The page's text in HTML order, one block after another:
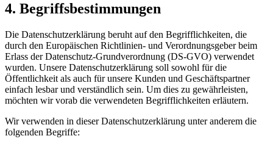
4. Begriffsbestimmungen
Die Datenschutzerklärung beruht auf den Begrifflichkeiten, die
durch den Europäischen Richtlinien- und Verordnungsgeber beim
Erlass der Datenschutz-Grundverordnung (DS-GVO) verwendet
wurden. Unsere Datenschutzerklärung soll sowohl für die
Öffentlichkeit als auch für unsere Kunden und Geschäftspartner
einfach lesbar und verständlich sein. Um dies zu gewährleisten,
möchten wir vorab die verwendeten Begrifflichkeiten erläutern.
Wir verwenden in dieser Datenschutzerklärung unter anderem die
folgenden Begriffe: